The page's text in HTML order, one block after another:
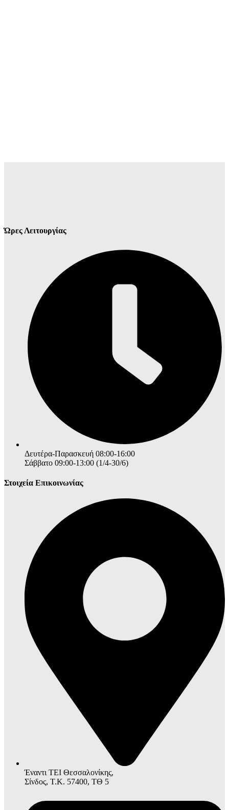
Ώρες Λειτουργίας
Δευτέρα-Παρασκευή 08:00-16:00
Σάββατο 09:00-13:00 (1/4-30/6)
Στοιχεία Επικοινωνίας
Έναντι ΤΕΙ Θεσσαλονίκης,
Σίνδος, Τ.Κ. 57400, ΤΘ 5